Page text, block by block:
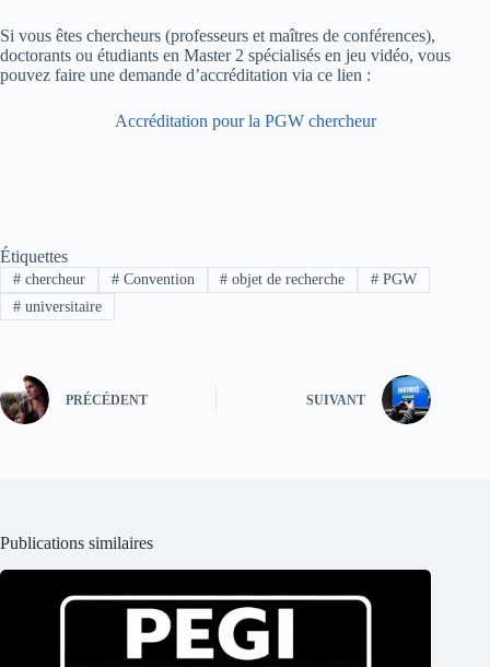
Si vous êtes chercheurs (professeurs et maîtres de conférences),
doctorants ou étudiants en Master 2 spécialisés en jeu vidéo, vous
pouvez faire une demande d’accréditation via ce lien :
Accréditation pour la PGW chercheur
Étiquettes
#chercheur #Convention # objet de recherche # PGW
#universitaire
PRÉCÉDENT SUIVANT
Publications similaires